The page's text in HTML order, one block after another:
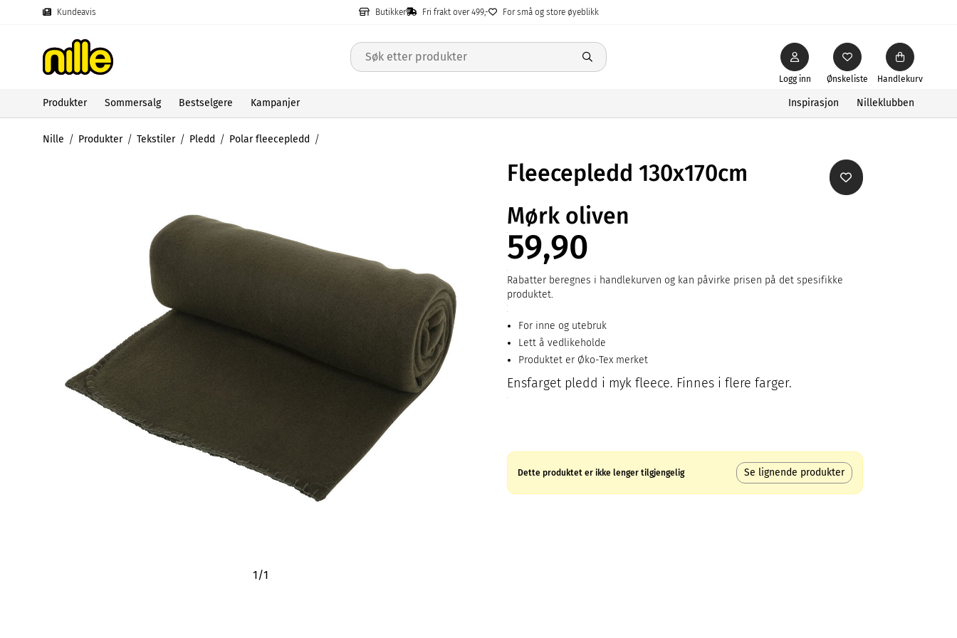
Kundeavis Butikker Fri frakt over 499,- For små og store øyeblikk
Ønskeliste
Logg inn Handlekurv
Produkter Sommersalg Bestselgere Kampanjer Inspirasjon Nilleklubben
Nille Produkter Tekstiler Pledd Polar fleecepledd
1/1
Fleecepledd 130x170cm
Mørk oliven
59,90
Rabatter beregnes i handlekurven og kan påvirke prisen på det spesifikke
produktet.
For inne og utebruk
Lett å vedlikeholde
Produktet er Øko-Tex merket
Ensfarget pledd i myk fleece. Finnes i flere farger.
Dette produktet er ikke lenger tilgjengelig Se lignende produkter